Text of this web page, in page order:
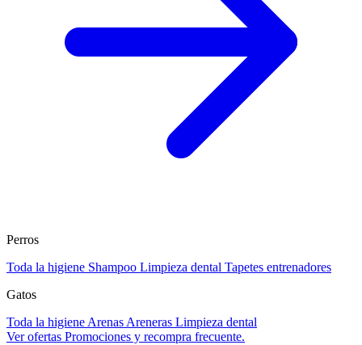
Perros
Toda la higiene Shampoo Limpieza dental Tapetes entrenadores
Gatos
Toda la higiene Arenas Areneras Limpieza dental
Ver ofertas Promociones y recompra frecuente.